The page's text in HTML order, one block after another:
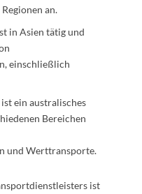
an.
in Asien tätig und
einschließlich
ein australisches
Bereichen
und Werttransporte.
ist